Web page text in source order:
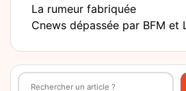
La rumeur fabriquée
Cnews dépassée par BFM et
Rechercher